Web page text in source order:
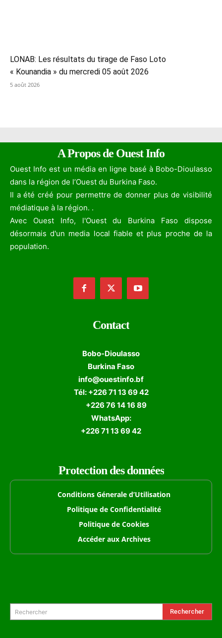
LONAB: Les résultats du tirage de Faso Loto
« Kounandia » du mercredi 05 août 2026
5 août 2026
A Propos de Ouest Info
Ouest Info est un média en ligne basé à Bobo-Dioulasso
dans la région de l’Ouest du Burkina Faso.
Il a été créé pour permettre de donner plus de visibilité
médiatique à la région. .
Avec Ouest Info, l'Ouest du Burkina Faso dispose
désormais d'un media local fiable et plus proche de la
population.
Contact
Bobo-Dioulasso
Burkina Faso
info@ouestinfo.bf
Tél: +226 71 13 69 42
+226 76 14 16 89
WhatsApp:
+226 71 13 69 42
Protection des données
Conditions Génerale d’Utilisation
Politique de Confidentialité
Politique de Cookies
Accéder aux Archives
Rechercher Rechercher